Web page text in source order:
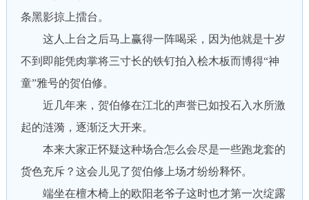
条黑影掠上擂台。
这人上台之后马上赢得一阵喝采，因为他就是十岁
不到即能凭肉掌将三寸长的铁钉拍入桧木板而博得“神
童”雅号的贺伯修。
近几年来，贺伯修在江北的声誉已如投石入水所激
起的涟漪，逐渐泛大开来。
本来大家正怀疑这种场合怎么会尽是一些跑龙套的
货色充斥？这会儿见了贺伯修上场才纷纷释怀。
端坐在檀木椅上的欧阳老爷子这时也才第一次绽露